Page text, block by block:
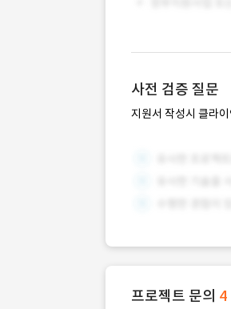
사전 검증 질문
지원서 작성시 클라
프로젝트 문의 4